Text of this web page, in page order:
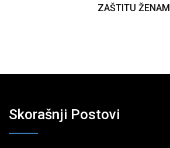
ZAŠTITU
Skorašnji Postovi